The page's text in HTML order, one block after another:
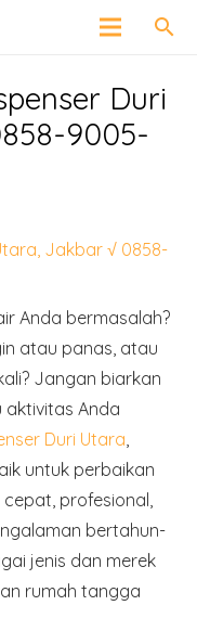
search
Duri
9005-
Jakbar √ 0858-
Anda bermasalah?
atau panas, atau
Jangan biarkan
aktivitas Anda
Duri Utara,
untuk perbaikan
profesional,
bertahun-
jenis dan merek
rumah tangga